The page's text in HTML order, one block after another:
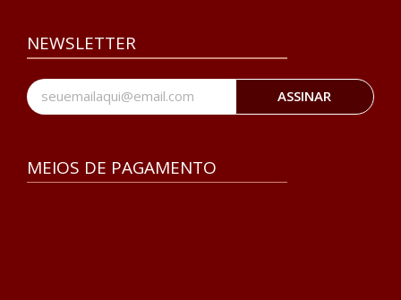
NEWSLETTER
ASSINAR
MEIOS DE PAGAMENTO